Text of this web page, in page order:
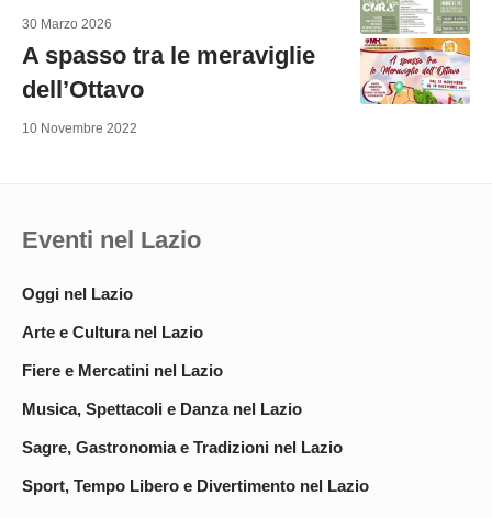
30 Marzo 2026
A spasso tra le meraviglie
dell’Ottavo
10 Novembre 2022
Eventi nel Lazio
Oggi nel Lazio
Arte e Cultura nel Lazio
Fiere e Mercatini nel Lazio
Musica, Spettacoli e Danza nel Lazio
Sagre, Gastronomia e Tradizioni nel Lazio
Sport, Tempo Libero e Divertimento nel Lazio